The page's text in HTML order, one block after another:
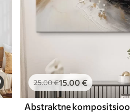
25.00€15.00 €